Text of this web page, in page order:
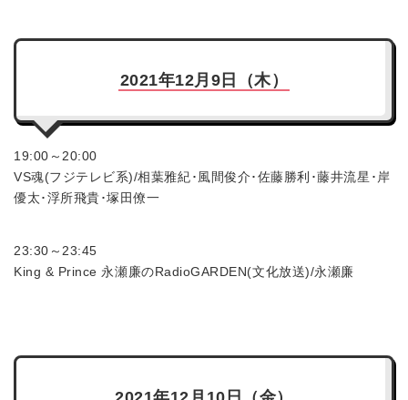
2021年12月9日（木）
19:00～20:00
VS魂(フジテレビ系)/相葉雅紀･風間俊介･佐藤勝利･藤井流星･岸
優太･浮所飛貴･塚田僚一
23:30～23:45
King & Prince 永瀬廉のRadioGARDEN(文化放送)/永瀬廉